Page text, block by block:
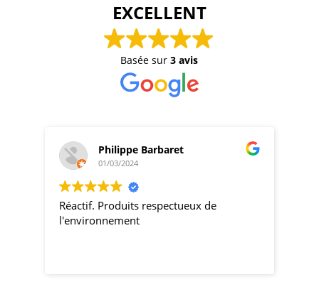
EXCELLENT
Basée sur3 avis
Philippe Barbaret
01/03/2024
Réactif. Produits respectueux de
l'environnement